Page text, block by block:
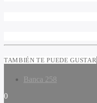
TAMBIÉN TE PUEDE GUSTAR
Banca 258
0